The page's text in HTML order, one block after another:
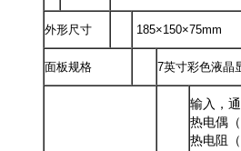
外形尺寸
面板规格 7英寸彩色液晶
输入，
热电偶
热电阻